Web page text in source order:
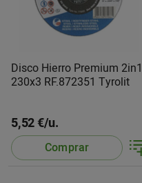
Disco Hierro Premium 2in1
230x3 RF.872351 Tyrolit
5,52 €/u.
Comprar